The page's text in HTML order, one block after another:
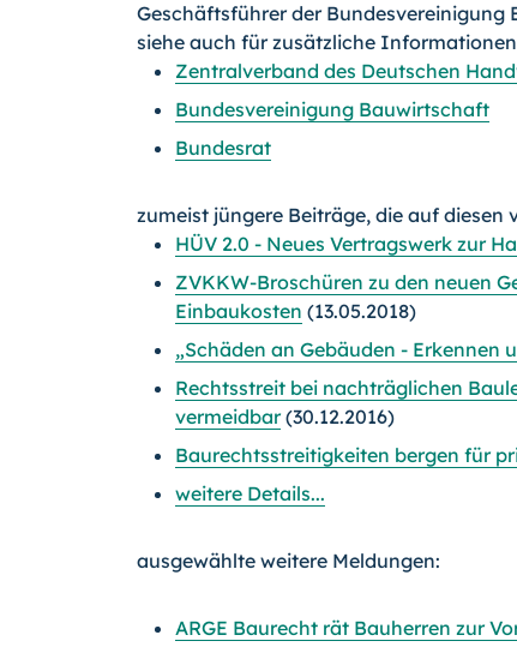
Geschäftsführer der
siehe auch für zusätzliche
Zentralverband des Deutschen
Bundesvereinigung Bauwirtschaft
Bundesrat
zumeist jüngere Beiträge, die auf diesen
HÜV 2.0 - Neues Vertragswerk zur
ZVKKW-Broschüren zu den neuen
Einbaukosten (13.05.2018)
„Schäden an Gebäuden - Erkennen
Rechtsstreit bei nachträglichen
vermeidbar(30.12.2016)
Baurechtsstreitigkeiten bergen für
weitere Details...
ausgewählte weitere Meldungen:
ARGE Baurecht rät Bauherren zur